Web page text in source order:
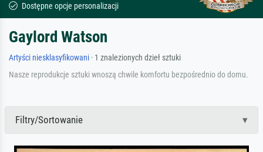
Dostępne opcje personalizacji
Gaylord Watson
Artyści niesklasyfikowani · 1 znalezionych dzieł sztuki
Nasze reprodukcje sztuki wnoszą chwile komfortu bezpośrednio do domu.
Filtry/Sortowanie